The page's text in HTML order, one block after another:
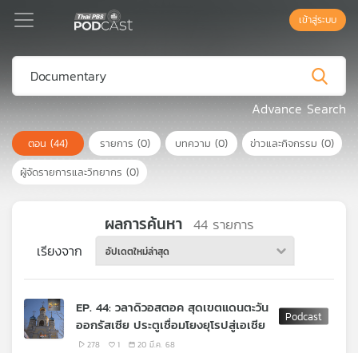
Podcast
เพล
ย์
ลิ
เพล
สต์
เข้าสู่ระบบ
Advance Search
ตอน (44) รายการ (0) บทความ (0) ข่าวและกิจกรรม (0)
ผู้จัดรายการและวิทยากร (0)
ผลการค้นหา 44 รายการ
เรียงจาก อัปเดตใหม่ล่าสุด
EP. 44: วลาดิวอสตอค สุดเขตแดนตะวัน
ออกรัสเซีย ประตูเชื่อมโยงยุโรปสู่เอเชีย
278 1 20 มี.ค. 68